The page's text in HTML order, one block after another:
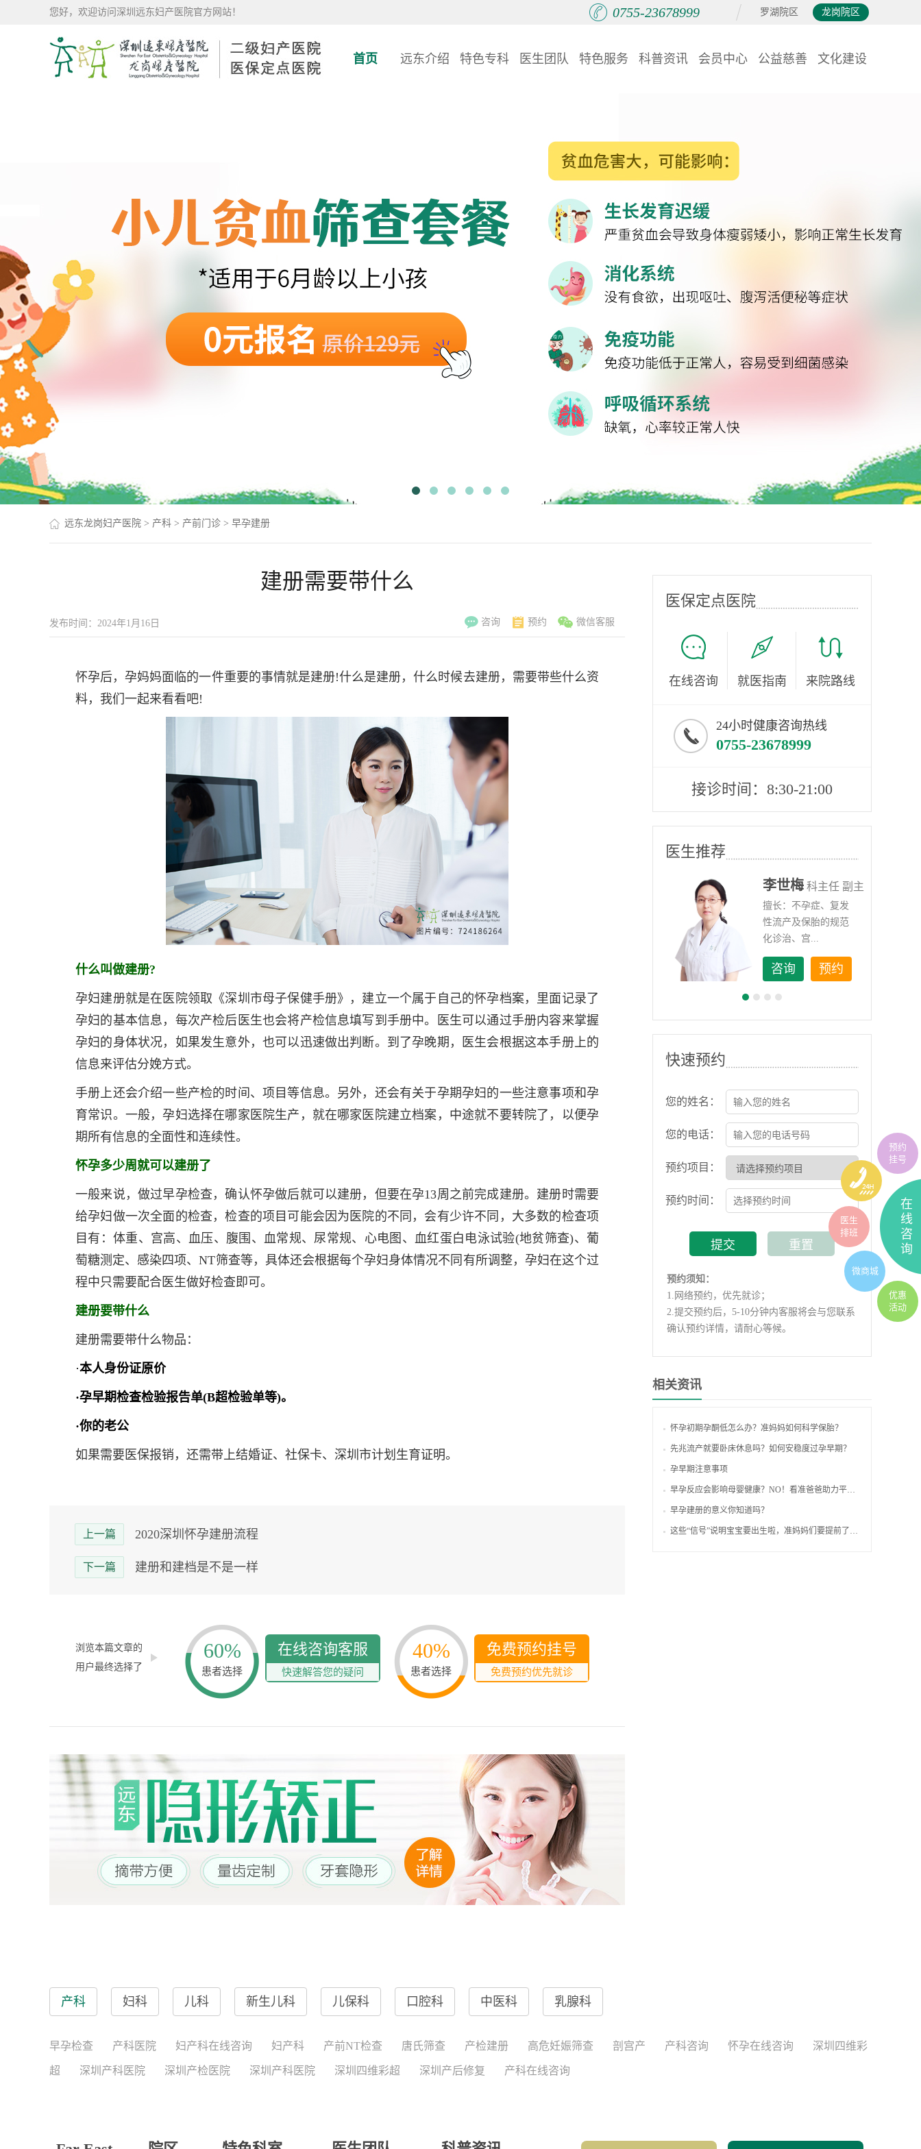
您好，欢迎访问深圳远东妇产医院官方网站！ 罗湖院区 龙岗院区
0755-23678999
首页 远东介绍 特色专科 医生团队 特色服务 科普资讯 会员中心 公益慈善 文化建设
远东龙岗妇产医院 > 产科 > 产前门诊 > 早孕建册
建册需要带什么
发布时间：2024年1月16日 咨询 预约 微信客服
怀孕后，孕妈妈面临的一件重要的事情就是建册!什么是建册，什么时候去建册，需要带些什么资
料，我们一起来看看吧!
什么叫做建册?
孕妇建册就是在医院领取《深圳市母子保健手册》，建立一个属于自己的怀孕档案，里面记录了
孕妇的基本信息，每次产检后医生也会将产检信息填写到手册中。医生可以通过手册内容来掌握
孕妇的身体状况，如果发生意外，也可以迅速做出判断。到了孕晚期，医生会根据这本手册上的
信息来评估分娩方式。
手册上还会介绍一些产检的时间、项目等信息。另外，还会有关于孕期孕妇的一些注意事项和孕
育常识。一般，孕妇选择在哪家医院生产，就在哪家医院建立档案，中途就不要转院了，以便孕
期所有信息的全面性和连续性。
怀孕多少周就可以建册了
一般来说，做过早孕检查，确认怀孕做后就可以建册，但要在孕13周之前完成建册。建册时需要
给孕妇做一次全面的检查，检查的项目可能会因为医院的不同，会有少许不同，大多数的检查项
目有：体重、宫高、血压、腹围、血常规、尿常规、心电图、血红蛋白电泳试验(地贫筛查)、葡
萄糖测定、感染四项、NT筛查等，具体还会根据每个孕妇身体情况不同有所调整，孕妇在这个过
程中只需要配合医生做好检查即可。
建册要带什么
建册需要带什么物品：
·本人身份证原价
·孕早期检查检验报告单(B超检验单等)。
·你的老公
如果需要医保报销，还需带上结婚证、社保卡、深圳市计划生育证明。
上一篇 2020深圳怀孕建册流程
下一篇 建册和建档是不是一样
浏览本篇文章的
用户最终选择了
60%
患者选择
在线咨询客服
快速解答您的疑问
40%
患者选择
免费预约挂号
免费预约优先就诊
医保定点医院
在线咨询 就医指南 来院路线
24小时健康咨询热线
0755-23678999
接诊时间：8:30-21:00
医生推荐
李世梅 科主任 副主
任医师
擅长：不孕症、复发
性流产及保胎的规范
化诊治、宫...
咨询 预约
快速预约
您的姓名：
您的电话：
预约项目：
预约时间：
预约须知：
1. 网络预约，优先就诊；
2.提交预约后，5-10分钟内客服将会与您联系
确认预约详情，请耐心等候。
相关资讯
怀孕初期孕酮低怎么办？准妈妈如何科学保胎？
先兆流产就要卧床休息吗？如何安稳度过孕早期？
孕早期注意事项
早孕反应会影响母婴健康？NO！看准爸爸助力平安度过早孕期
早孕建册的意义你知道吗？
这些“信号”说明宝宝要出生啦，准妈妈们要提前了解哦！
产科 妇科 儿科 新生儿科 儿保科 口腔科 中医科 乳腺科
早孕检查 产科医院 妇产科在线咨询 妇产科 产前NT检查 唐氏筛查 产检建册 高危妊娠筛查 剖宫产 产科咨询 怀孕在线咨询 深圳四维彩
超 深圳产科医院 深圳产检医院 深圳产科医院 深圳四维彩超 深圳产后修复 产科在线咨询
在
线
咨
询
预约
挂号
医生
排班
微商城
优惠
活动